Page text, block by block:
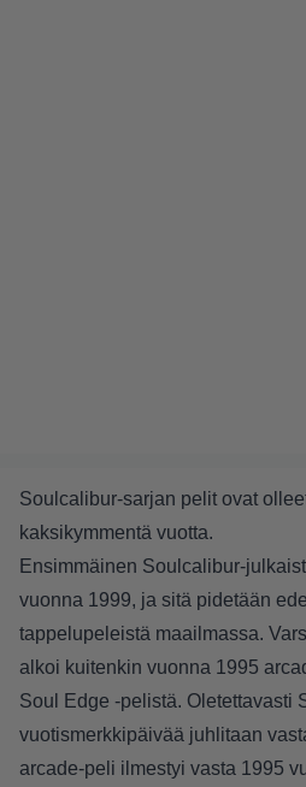
Soulcalibur-sarjan pelit ovat
kaksikymmentä vuotta.
Ensimmäinen Soulcalibur-
vuonna 1999, ja sitä pidetään
tappelupeleistä maailmassa.
alkoi kuitenkin vuonna 1995
Soul Edge -pelistä. Oletettavasti
vuotismerkkipäivää juhlitaan
arcade-peli ilmestyi vasta 1995